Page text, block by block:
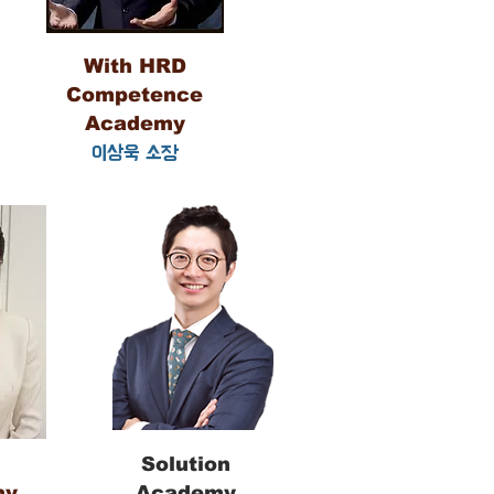
With HRD
Competence
Academy
이상욱 소장
Solution